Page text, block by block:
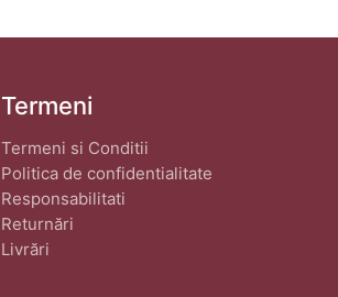
Termeni
Termeni si Conditii
Politica de confidentialitate
Responsabilitati
Returnări
Livrări